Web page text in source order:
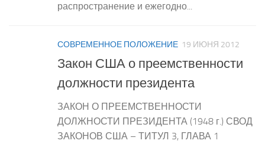
распространение и ежегодно...
СОВРЕМЕННОЕ ПОЛОЖЕНИЕ 19 ИЮНЯ 2012
Закон США о преемственности
должности президента
ЗАКОН О ПРЕЕМСТВЕННОСТИ
ДОЛЖНОСТИ ПРЕЗИДЕНТА (1948 г.) СВОД
ЗАКОНОВ США – ТИТУЛ 3, ГЛАВА 1